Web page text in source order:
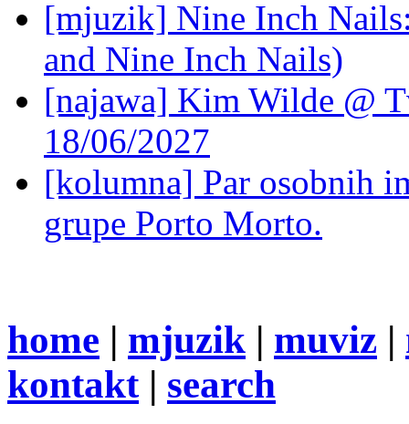
[mjuzik] Nine Inch
and Nine Inch Nails)
[najawa] Kim Wilde @
18/06/2027
[kolumna] Par osobnih
grupe Porto Morto.
home | mjuzik | muviz |
kontakt| search